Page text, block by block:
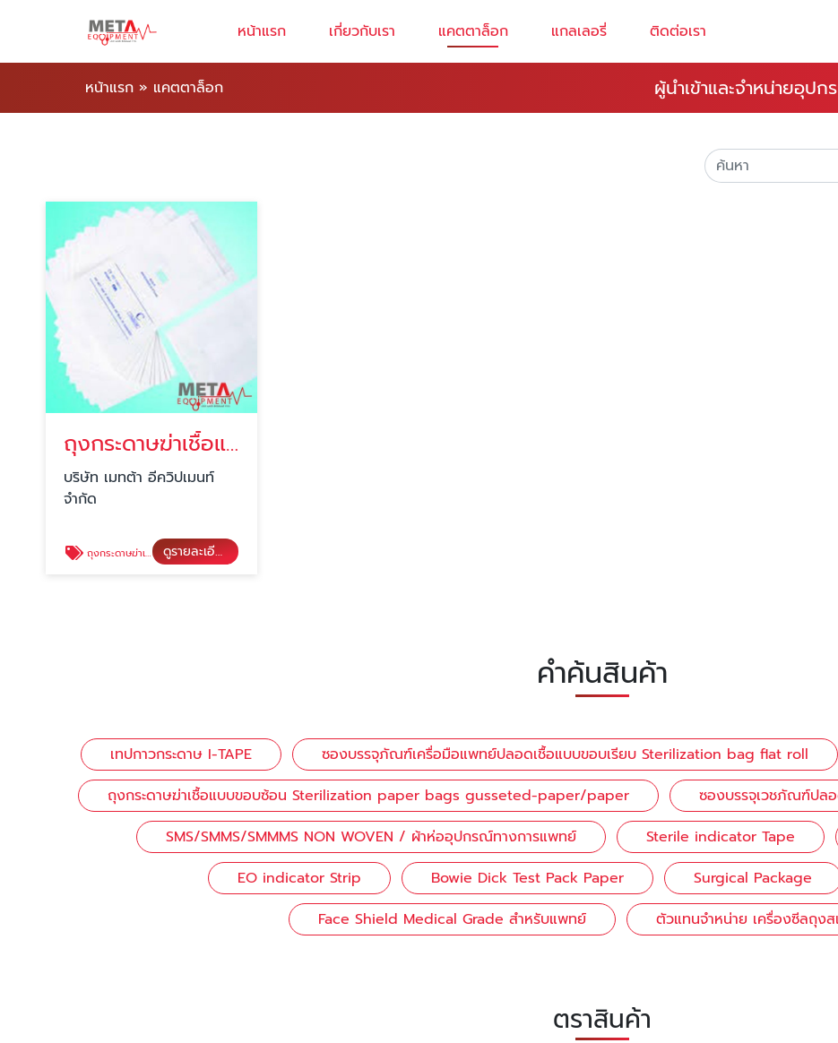
หน้าแรก เกี่ยวกับเรา แคตตาล็อก แกลเลอรี่ ติดต่อเรา
หน้าแรก » แคตตาล็อก ผู้นำเข้าและจำหน่ายอุ
ถุงกระดาษฆ่าเชื้อแบบขอบซ้อน Sterilization paper bags gusseted-paper/paper
บริษัท เมทต้า อีควิปเมนท์
จำกัด
ถุงกระดาษฆ่าเชื้อแบบขอบซ้อน Sterilization paper bags gusseted-paper/paper ดูรายละเอียด
คำค้นสินค้า
เทปกาวกระดาษ I-TAPE ซองบรรจุภัณฑ์เครื่อมือแพทย์ปลอดเชื้อแบบขอบเรียบ Sterilization bag flat roll
ถุงกระดาษฆ่าเชื้อแบบขอบซ้อน Sterilization paper bags gusseted-paper/paper
ซองบรรจุเวชภัณฑ์ปลอ
SMS/SMMS/SMMMS NON WOVEN / ผ้าห่ออุปกรณ์ทางการแพทย์
Sterile indicator Tape
EO indicator Strip
Bowie Dick Test Pack Paper Surgical Package
Face Shield Medical Grade สำหรับแพทย์
ตัวแทนจำหน่าย เครื่องซีลถุงส
ตราสินค้า